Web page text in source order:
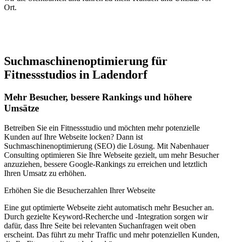
Ort.
Suchmaschinenoptimierung für
Fitnessstudios in Ladendorf
Mehr Besucher, bessere Rankings und höhere
Umsätze
Betreiben Sie ein Fitnessstudio und möchten mehr potenzielle
Kunden auf Ihre Webseite locken? Dann ist
Suchmaschinenoptimierung (SEO) die Lösung. Mit Nabenhauer
Consulting optimieren Sie Ihre Webseite gezielt, um mehr Besucher
anzuziehen, bessere Google-Rankings zu erreichen und letztlich
Ihren Umsatz zu erhöhen.
Erhöhen Sie die Besucherzahlen Ihrer Webseite
Eine gut optimierte Webseite zieht automatisch mehr Besucher an.
Durch gezielte Keyword-Recherche und -Integration sorgen wir
dafür, dass Ihre Seite bei relevanten Suchanfragen weit oben
erscheint. Das führt zu mehr Traffic und mehr potenziellen Kunden,